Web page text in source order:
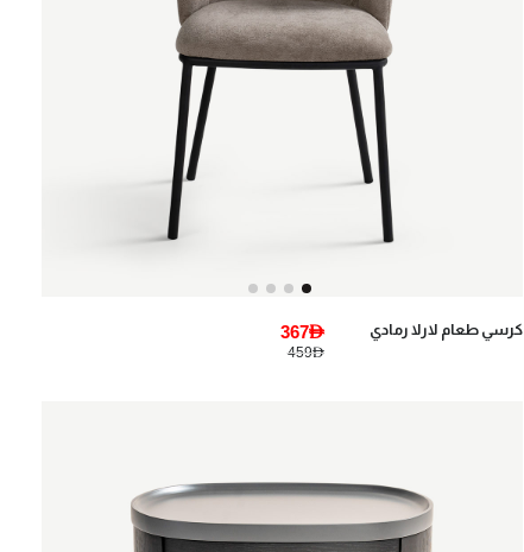
كرسي طعام لارلا رمادي 367AED
459AED